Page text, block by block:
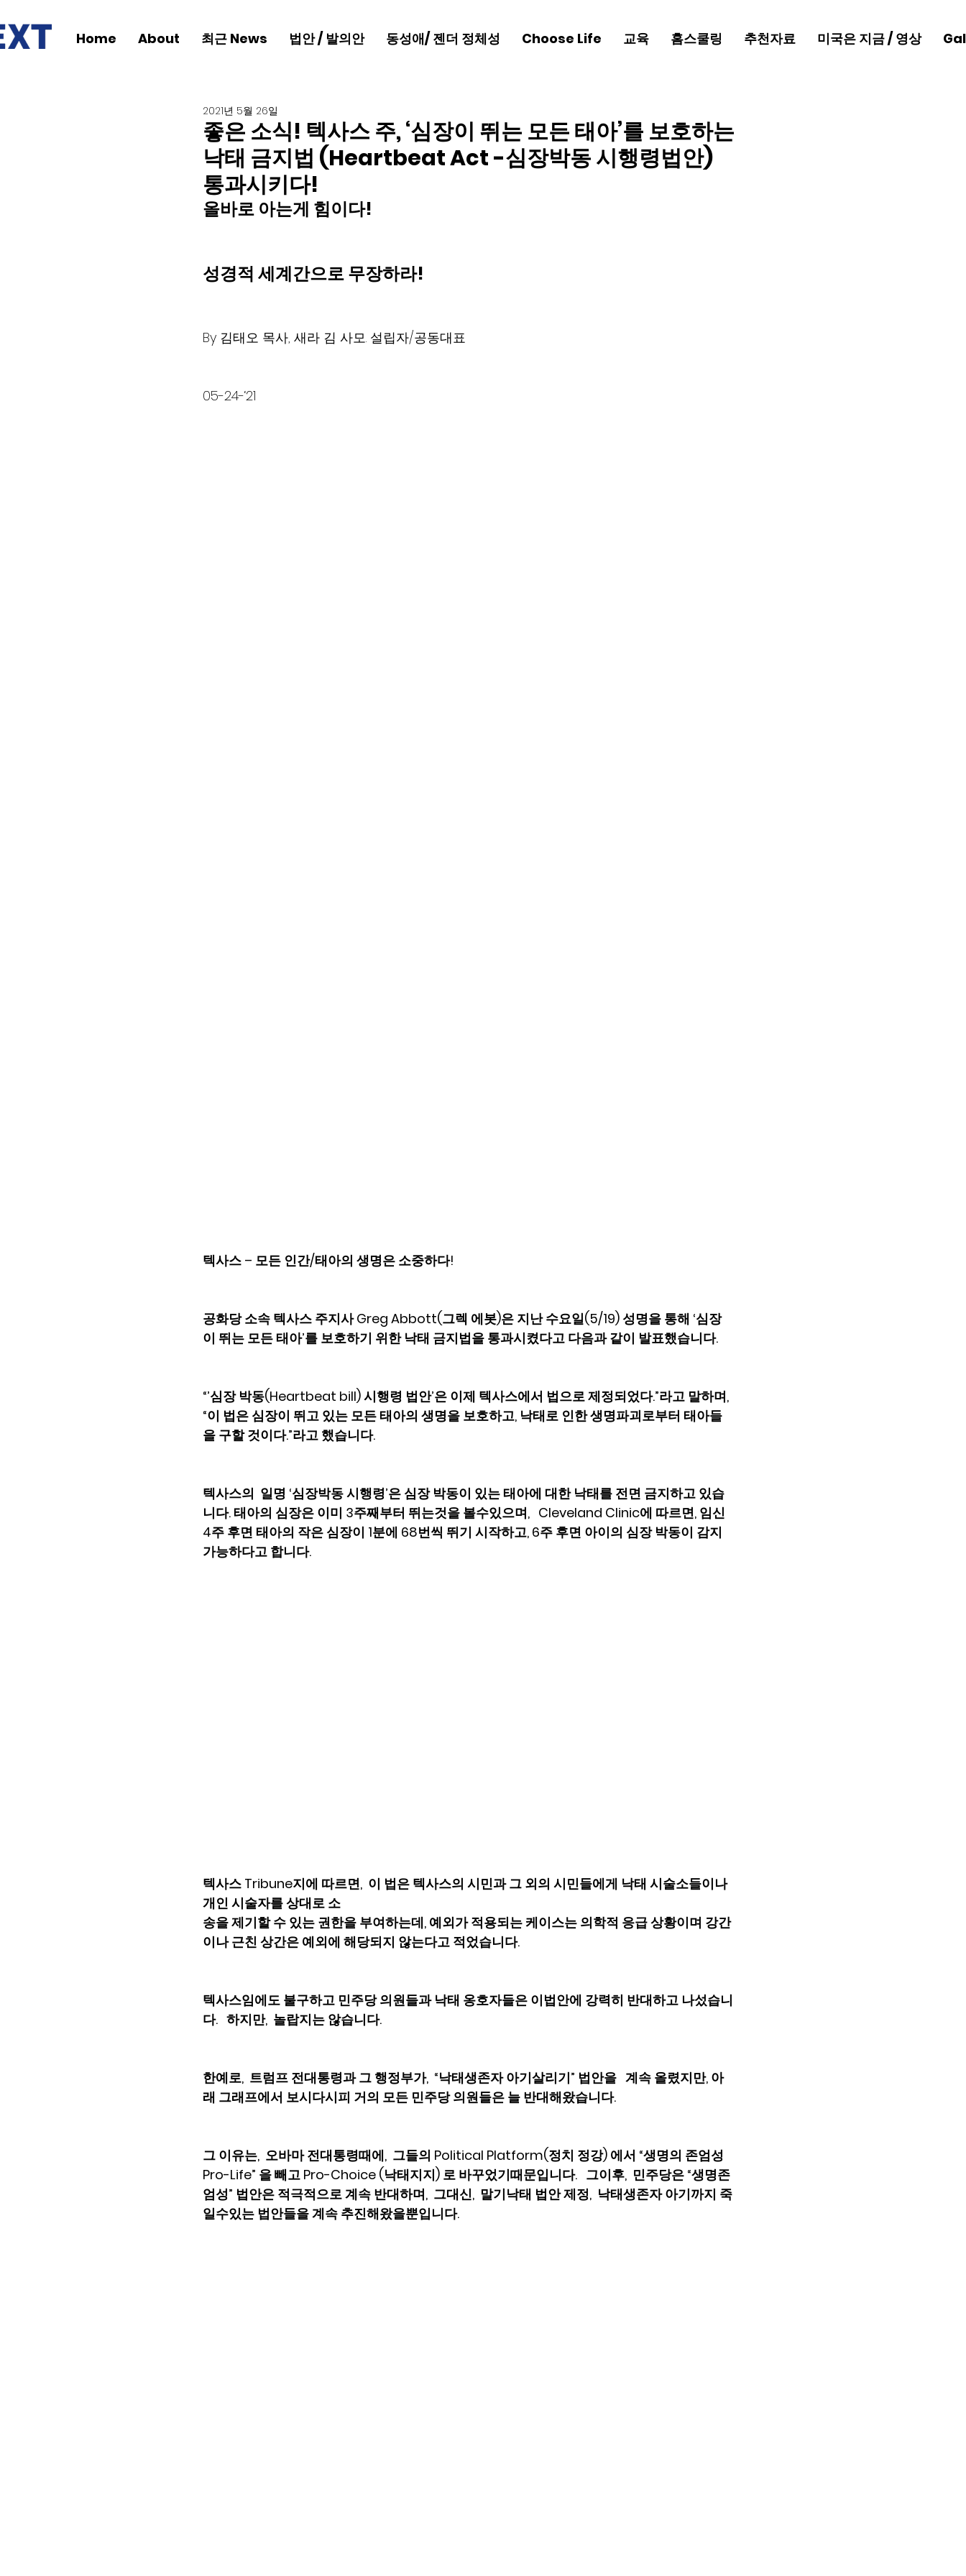
Home About 최근 News 법안 / 발의안 동성애/ 젠더 정체성 Choose Life 교육 홈스쿨링 추천자료 미국은 지금 / 영상
좋은 소식! 텍사스 주, ‘심장이 뛰는 모든 태아’를 보호하는
낙태 금지법 (Heartbeat Act -심장박동 시행령법안)
통과시키다!
2021년 5월 26일
올바로 아는게 힘이다!
성경적 세계간으로 무장하라!
By 김태오 목사, 새라 김 사모. 설립자/공동대표
05-24-‘21
텍사스 – 모든 인간/태아의 생명은 소중하다!
공화당 소속 텍사스 주지사 Greg Abbott(그렉 에봇)은 지난 수요일(5/19) 성명을 통해 ‘심장
이 뛰는 모든 태아’를 보호하기 위한 낙태 금지법을 통과시켰다고 다음과 같이 발표했습니다.
“’심장 박동(Heartbeat bill) 시행령 법안’은 이제 텍사스에서 법으로 제정되었다.”라고 말하며,
“이 법은 심장이 뛰고 있는 모든 태아의 생명을 보호하고, 낙태로 인한 생명파괴로부터 태아들
을 구할 것이다.”라고 했습니다.
텍사스의  일명 ‘심장박동 시행령’은 심장 박동이 있는 태아에 대한 낙태를 전면 금지하고 있습
니다. 태아의 심장은 이미 3주째부터 뛰는것을 볼수있으며,   Cleveland Clinic에 따르면, 임신
4주 후면 태아의 작은 심장이 1분에 68번씩 뛰기 시작하고, 6주 후면 아이의 심장 박동이 감지
가능하다고 합니다.
텍사스 Tribune지에 따르면,  이 법은 텍사스의 시민과 그 외의 시민들에게 낙태 시술소들이나
개인 시술자를 상대로 소
송을 제기할 수 있는 권한을 부여하는데, 예외가 적용되는 케이스는 의학적 응급 상황이며 강간
이나 근친 상간은 예외에 해당되지 않는다고 적었습니다.
텍사스임에도 불구하고 민주당 의원들과 낙태 옹호자들은 이법안에 강력히 반대하고 나섰습니
다.   하지만,  놀랍지는 않습니다.
한예로,  트럼프 전대통령과 그 행정부가,  “낙태생존자 아기살리기” 법안을   계속 올렸지만, 아
래 그래프에서 보시다시피 거의 모든 민주당 의원들은 늘 반대해왔습니다.
그 이유는,  오바마 전대통령때에,  그들의 Political Platform(정치 정강) 에서 “생명의 존엄성
Pro-Life” 을 빼고 Pro-Choice (낙태지지) 로 바꾸었기때문입니다.   그이후,  민주당은 “생명존
엄성” 법안은 적극적으로 계속 반대하며,  그대신,  말기낙태 법안 제정,  낙태생존자 아기까지 죽
일수있는 법안들을 계속 추진해왔을뿐입니다.